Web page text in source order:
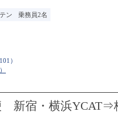
）
ン 乗務員2名
新宿・横浜